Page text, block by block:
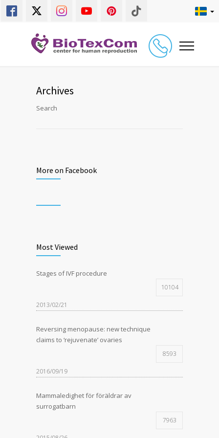
Archives
Search
More on Facebook
Most Viewed
Stages of IVF procedure
10104
2013/02/21
Reversing menopause: new technique
claims to ‘rejuvenate’ ovaries
8593
2016/09/19
Mammaledighet för föräldrar av
surrogatbarn
7963